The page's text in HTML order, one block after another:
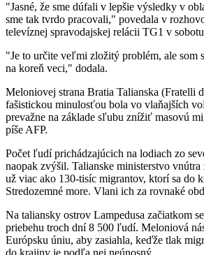
"Jasné, že sme dúfali v lepšie výsledky v
sme tak tvrdo pracovali," povedala v
televíznej spravodajskej relácii TG1 v
"Je to určite veľmi zložitý problém, ale som
na koreň veci," dodala.
Meloniovej strana Bratia Talianska (Fratelli
fašistickou minulosťou bola vo vlaňajších
prevažne na základe sľubu znížiť masovú
píše AFP.
Počet ľudí prichádzajúcich na lodiach zo
naopak zvýšil. Talianske ministerstvo vnútra
už viac ako 130-tisíc migrantov, ktorí sa do
Stredozemné more. Vlani ich za rovnaké
Na taliansky ostrov Lampedusa začiatkom
priebehu troch dní 8 500 ľudí. Meloniová
Európsku úniu, aby zasiahla, keďže tlak